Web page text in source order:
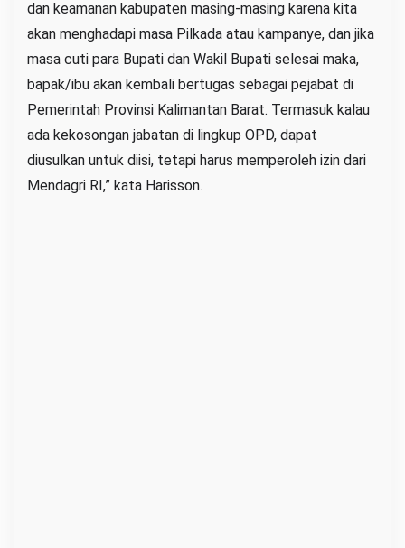
dan keamanan kabupaten masing-masing karena kita
akan menghadapi masa Pilkada atau kampanye, dan jika
masa cuti para Bupati dan Wakil Bupati selesai maka,
bapak/ibu akan kembali bertugas sebagai pejabat di
Pemerintah Provinsi Kalimantan Barat. Termasuk kalau
ada kekosongan jabatan di lingkup OPD, dapat
diusulkan untuk diisi, tetapi harus memperoleh izin dari
Mendagri RI,” kata Harisson.